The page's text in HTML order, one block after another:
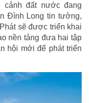
cảnh đất nước đang
Đình Long tin tưởng,
sẽ được triển khai
nền tảng đưa hai tập
hội mới để phát triển